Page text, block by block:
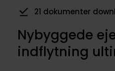
21 dokumenter
Nybyggede
indflytning